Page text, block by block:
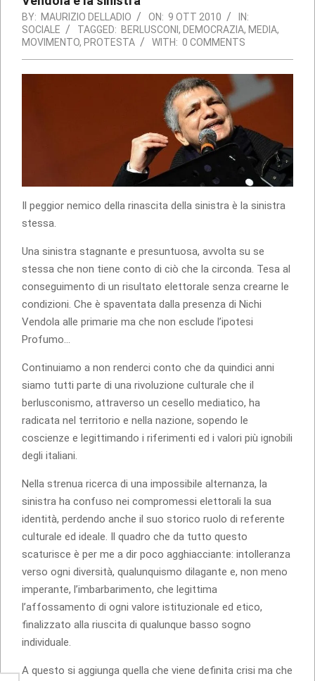
BY: MAURIZIO DELLADIO ON: 9 OTT 2010
IN:
SOCIALE
TAGGED: BERLUSCONI, DEMOCRAZIA, MEDIA,
MOVIMENTO, PROTESTA WITH: 0 COMMENTS
Il peggior nemico della rinascita della sinistra è la sinistra
stessa.
Una sinistra stagnante e presuntuosa, avvolta su se
stessa che non tiene conto di ciò che la circonda. Tesa al
conseguimento di un risultato elettorale senza crearne le
condizioni. Che è spaventata dalla presenza di Nichi
Vendola alle primarie ma che non esclude l’ipotesi
Profumo…
Continuiamo a non renderci conto che da quindici anni
siamo tutti parte di una rivoluzione culturale che il
berlusconismo, attraverso un cesello mediatico, ha
radicata nel territorio e nella nazione, sopendo le
coscienze e legittimando i riferimenti ed i valori più ignobili
degli italiani.
Nella strenua ricerca di una impossibile alternanza, la
sinistra ha confuso nei compromessi elettorali la sua
identità, perdendo anche il suo storico ruolo di referente
culturale ed ideale. Il quadro che da tutto questo
scaturisce è per me a dir poco agghiacciante: intolleranza
verso ogni diversità, qualunquismo dilagante e, non meno
imperante, l’imbarbarimento, che legittima
l’affossamento di ogni valore istituzionale ed etico,
finalizzato alla riuscita di qualunque basso sogno
individuale.
A questo si aggiunga quella che viene definita crisi ma che